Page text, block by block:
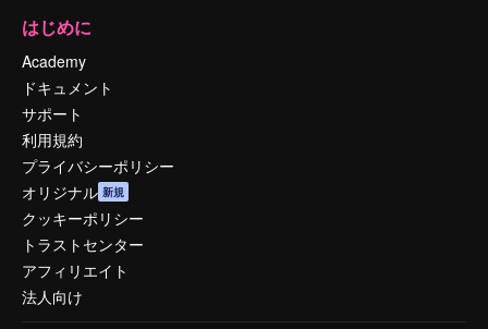
はじめに
Academy
ドキュメント
サポート
利用規約
プライバシーポリシー
オリジナル 新規
クッキーポリシー
トラストセンター
アフィリエイト
法人向け